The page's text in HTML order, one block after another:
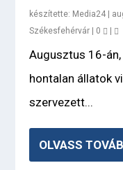
készítette: Media24
Székesfehérvár
0
Augusztus 16-
hontalan állatok
szervezett...
OLVASS